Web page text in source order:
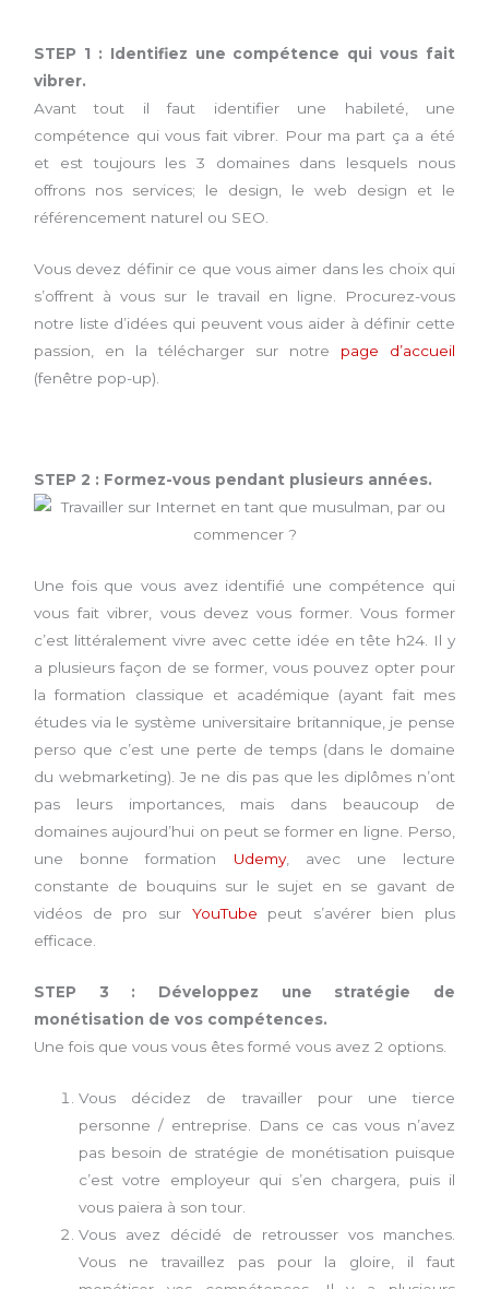
STEP 1 : Identifiez une compétence qui vous fait
vibrer.
Avant tout il faut identifier une habileté, une
compétence qui vous fait vibrer. Pour ma part ça a été
et est toujours les 3 domaines dans lesquels nous
offrons nos services; le design, le web design et le
référencement naturel ou SEO.
Vous devez définir ce que vous aimer dans les choix qui
s’offrent à vous sur le travail en ligne. Procurez-vous
notre liste d’idées qui peuvent vous aider à définir cette
passion, en la télécharger sur notre page d’accueil
(fenêtre pop-up).
STEP 2 : Formez-vous pendant plusieurs années.
Une fois que vous avez identifié une compétence qui
vous fait vibrer, vous devez vous former. Vous former
c’est littéralement vivre avec cette idée en tête h24. Il y
a plusieurs façon de se former, vous pouvez opter pour
la formation classique et académique (ayant fait mes
études via le système universitaire britannique, je pense
perso que c’est une perte de temps (dans le domaine
du webmarketing). Je ne dis pas que les diplômes n’ont
pas leurs importances, mais dans beaucoup de
domaines aujourd’hui on peut se former en ligne. Perso,
une bonne formation Udemy, avec une lecture
constante de bouquins sur le sujet en se gavant de
vidéos de pro sur YouTube peut s’avérer bien plus
efficace.
STEP 3 : Développez une stratégie de
monétisation de vos compétences.
Une fois que vous vous êtes formé vous avez 2 options.
Vous décidez de travailler pour une tierce
personne / entreprise. Dans ce cas vous n’avez
pas besoin de stratégie de monétisation puisque
c’est votre employeur qui s’en chargera, puis il
vous paiera à son tour.
Vous avez décidé de retrousser vos manches.
Vous ne travaillez pas pour la gloire, il faut